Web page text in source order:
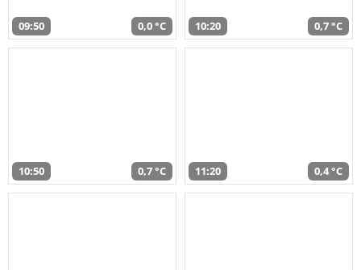
09:50 0,0 °C 10:20 0,7 °C
10:50 0,7 °C 11:20 0,4 °C